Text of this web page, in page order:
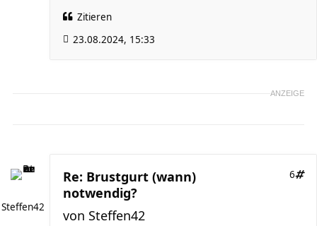
Zitieren
23.08.2024, 15:33
ANZEIGE
Steffen42
Re: Brustgurt (wann)
notwendig?
6
von Steffen42